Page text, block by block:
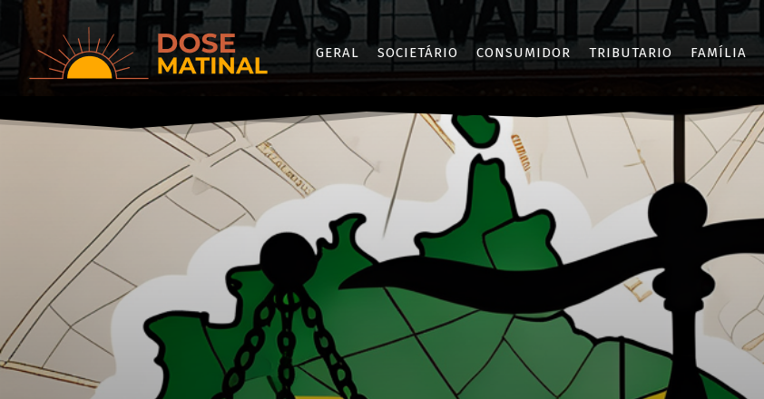
GERAL SOCIETÁRIO CONSUMIDOR TRIBUTARIO FAMÍLIA